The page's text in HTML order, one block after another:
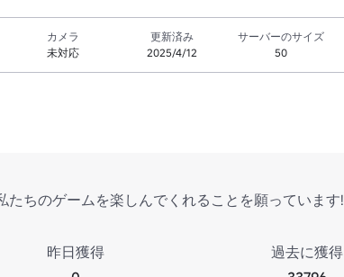
カメラ
未対応
更新済み
2025/4/12
サーバーのサイズ
50
ちのゲームを楽しんでくれることを願っています!
昨日獲得
過去に獲得